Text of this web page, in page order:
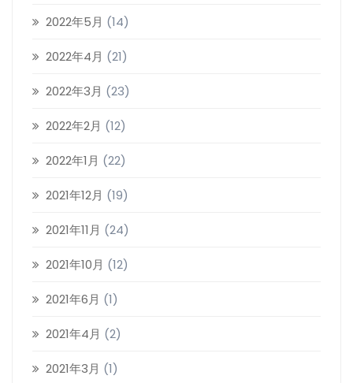
2022年5月 (14)
2022年4月 (21)
2022年3月 (23)
2022年2月 (12)
2022年1月 (22)
2021年12月 (19)
2021年11月 (24)
2021年10月 (12)
2021年6月 (1)
2021年4月 (2)
2021年3月 (1)